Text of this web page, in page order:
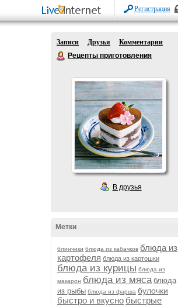
Регистрация
Записи Друзья
Комментарии
Рецепты приготовления
В друзья
Метки
блинчики блюда из кабачков блюда из
картофеля блюда из картошки
блюда из курицы блюда из
макарон блюда из мяса блюда
из рыбы блюда из фарша булочки
быстро и вкусно быстрые